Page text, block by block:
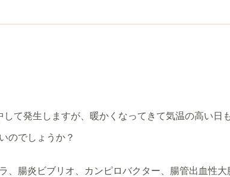
て発生しますが、暖かくなってきて気温の高い日
のでしょうか？
、腸炎ビブリオ、 カンピロバクター、 腸管出血性大